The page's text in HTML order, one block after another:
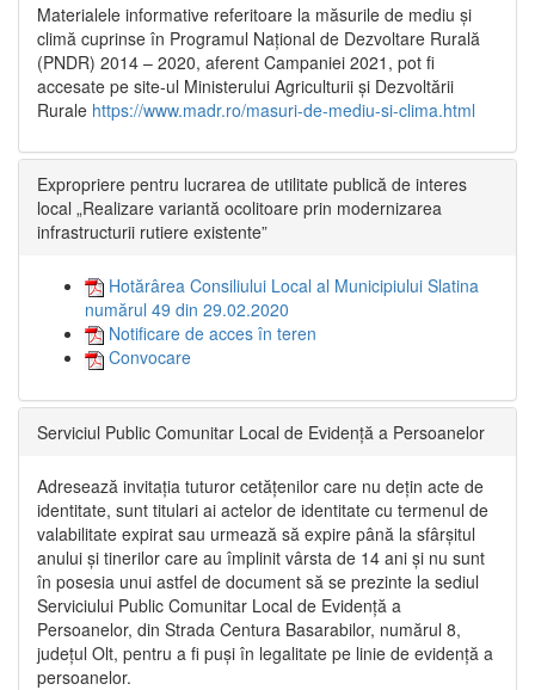
Materialele informative referitoare la măsurile de mediu și
climă cuprinse în Programul Național de Dezvoltare Rurală
(PNDR) 2014 – 2020, aferent Campaniei 2021, pot fi
accesate pe site-ul Ministerului Agriculturii și Dezvoltării
Rurale https://www.madr.ro/masuri-de-mediu-si-clima.html
Expropriere pentru lucrarea de utilitate publică de interes
local „Realizare variantă ocolitoare prin modernizarea
infrastructurii rutiere existente”
Hotărârea Consiliului Local al Municipiului Slatina
numărul 49 din 29.02.2020
Notificare de acces în teren
Convocare
Serviciul Public Comunitar Local de Evidență a Persoanelor
Adresează invitația tuturor cetățenilor care nu dețin acte de
identitate, sunt titulari ai actelor de identitate cu termenul de
valabilitate expirat sau urmează să expire până la sfârșitul
anului și tinerilor care au împlinit vârsta de 14 ani și nu sunt
în posesia unui astfel de document să se prezinte la sediul
Serviciului Public Comunitar Local de Evidență a
Persoanelor, din Strada Centura Basarabilor, numărul 8,
județul Olt, pentru a fi puși în legalitate pe linie de evidență a
persoanelor.